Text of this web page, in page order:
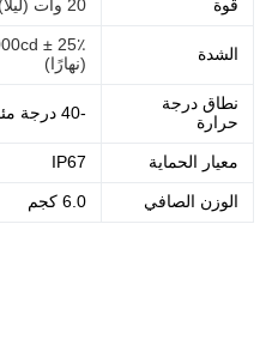
قوة 20 وات (ليلاً) ، 60 وات (النهار)
الشدة
(نهارًا)
نطاق درجة
حرارة
-40 درجة مئوية ~ + 60 درجة مئوية
معيار الحماية IP67
الوزن الصافي 6.0 كجم